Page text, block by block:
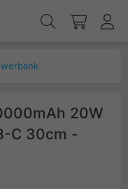
20W
C 30cm -